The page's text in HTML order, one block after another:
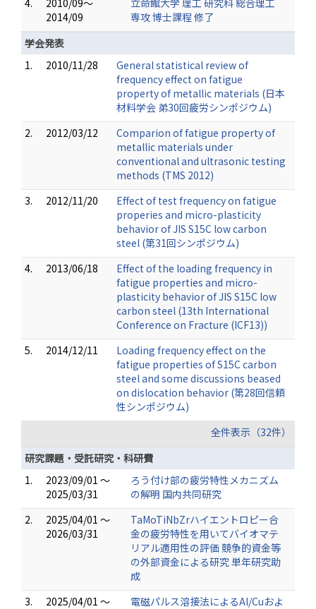
4.
2010/09～
2014/09
立命館大学 理工 研究科 総合理工
専攻 博士課程 修了
学会発表
1.
2010/11/28
General statistical review of
frequency effect on fatigue
property of metallic materials (日本
材料学会 弟30回疲労シンポジウム)
2.
2012/03/12
Comparion of fatigue property of
metallic materials under
conventional and ultrasonic testing
methods (TMS 2012)
3.
2012/11/20
Effect of test frequency on fatigue
properies and micro-plasticity
behavior of JIS S15C low carbon
steel (第31回シンポジウム)
4.
2013/06/18
Effect of the loading frequency in
fatigue properties and micro-
plasticity behavior of JIS S15C low
carbon steel (13th International
Conference on Fracture (ICF13))
5.
2014/12/11
Loading frequency effect on the
fatigue properties of S15C carbon
steel and some discussions beased
on dislocation behavior (第28回信頼
性シンポジウム)
全件表示（32件）
研究課題・受託研究・科研費
1.
2023/09/01 ～
2025/03/31
ろう付け部の疲労特性メカニズム
の解明 国内共同研究
2.
2025/04/01 ～
2026/03/31
TaMoTiNbZrハイエントロピー合
金の疲労特性を用いてバイオマテ
リアル適用性の評価 競争的資金等
の外部資金による研究 単年研究助
成
3.
2025/04/01 ～
電磁パルス溶接法によるAl/Cuおよ